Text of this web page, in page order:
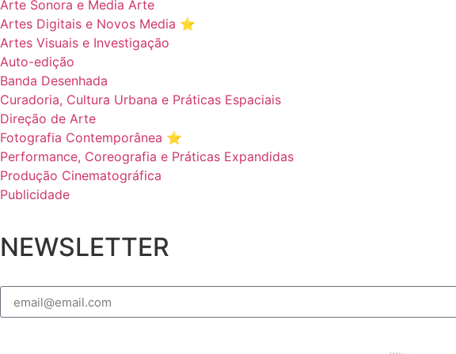
Arte Sonora e Media Arte
Artes Digitais e Novos Media ⭐️
Artes Visuais e Investigação
Auto-edição
Banda Desenhada
Curadoria, Cultura Urbana e Práticas Espaciais
Direção de Arte
Fotografia Contemporânea ⭐️
Performance, Coreografia e Práticas Expandidas
Produção Cinematográfica
Publicidade
NEWSLETTER